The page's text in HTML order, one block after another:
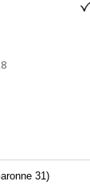
31)